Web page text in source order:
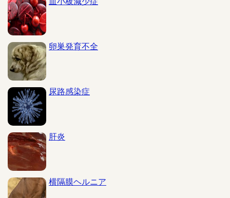
卵巣発育不全
尿路感染症
肝炎
横隔膜ヘルニア